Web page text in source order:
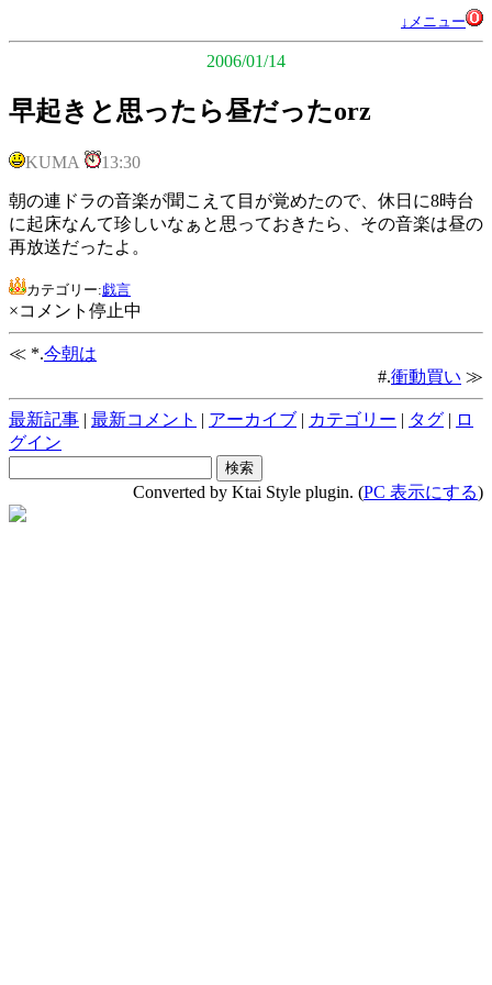
↓メニュー
2006/01/14
早起きと思ったら昼だったorz
KUMA 13:30
朝の連ドラの音楽が聞こえて目が覚めたので、休日に8時台
に起床なんて珍しいなぁと思っておきたら、その音楽は昼の
再放送だったよ。
カテゴリー:戯言
×コメント停止中
≪ *.今朝は
#.衝動買い ≫
最新記事 | 最新コメント | アーカイブ | カテゴリー | タグ | ロ
グイン
Converted by Ktai Style plugin. (PC 表示にする)